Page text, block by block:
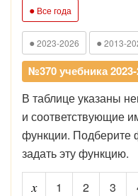
● Все года
● 2023-2026 ● 2013-
№370 учебника 2023-
В таблице указаны
и соответствующие
функции. Подберите
задать эту функцию.
1 2 3